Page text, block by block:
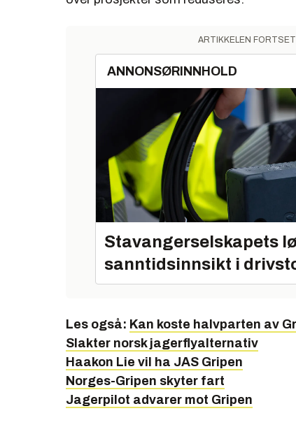
ARTIKKELEN
ANNONSØRINNHOLD
Stavangerselskapets
sanntidsinnsikt i
Les også: Kan koste halvparten av
Slakter norsk jagerflyalternativ
Haakon Lie vil ha JAS Gripen
Norges-Gripen skyter fart
Jagerpilot advarer mot Gripen